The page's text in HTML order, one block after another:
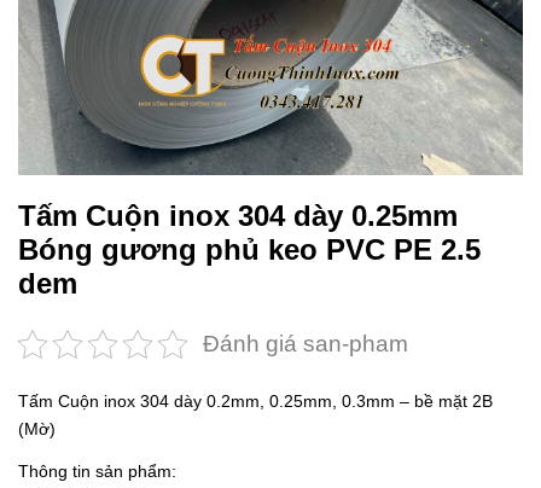
Tấm Cuộn inox 304 dày 0.25mm
Bóng gương phủ keo PVC PE 2.5
dem
Đánh giá san-pham
Tấm Cuộn inox 304 dày 0.2mm, 0.25mm, 0.3mm – bề mặt 2B
(Mờ)
Thông tin sản phẩm: